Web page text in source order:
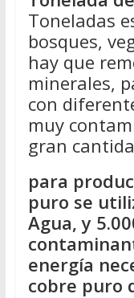
Toneladas
bosques,
hay que
minerales,
con
muy
gran
para
puro se
Agua, y
energía
cobre puro